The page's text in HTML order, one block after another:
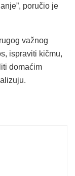
poručio je
važnog
ispraviti kičmu,
domaćim